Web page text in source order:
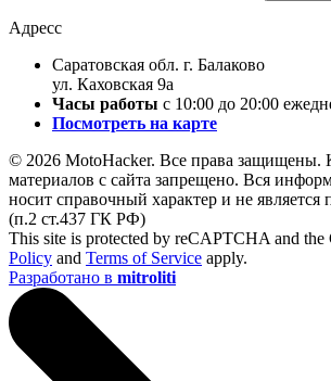
Адресс
Саратовская обл. г. Балаково
ул. Каховская 9а
Часы работы с 10:00 до 20:00
Посмотреть на карте
© 2026 MotoHacker. Все права защищены.
материалов с сайта запрещено. Вся
носит справочный характер и не
(п.2 ст.437 ГК РФ)
This site is protected by reCAPTCHA and the
Policy and Terms of Service apply.
Разработано в mitroliti